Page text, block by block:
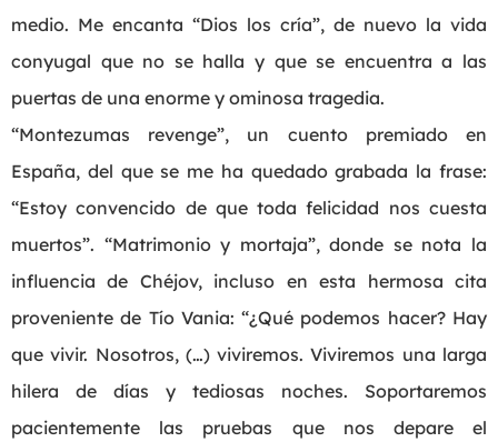
medio. Me encanta “Dios los cría”, de nuevo la vida
conyugal que no se halla y que se encuentra a las
puertas de una enorme y ominosa tragedia.
“Montezumas revenge”, un cuento premiado en
España, del que se me ha quedado grabada la frase:
“Estoy convencido de que toda felicidad nos cuesta
muertos”. “Matrimonio y mortaja”, donde se nota la
influencia de Chéjov, incluso en esta hermosa cita
proveniente de Tío Vania: “¿Qué podemos hacer? Hay
que vivir. Nosotros, (…) viviremos. Viviremos una larga
hilera de días y tediosas noches. Soportaremos
pacientemente las pruebas que nos depare el